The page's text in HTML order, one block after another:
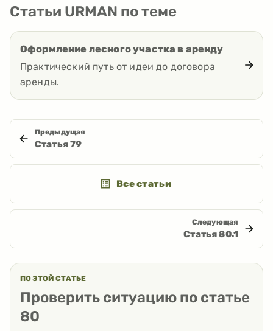
Статьи URMAN по теме
Оформление лесного участка в аренду
Практический путь от идеи до договора
аренды.
Предыдущая
Статья79
Все статьи
Следующая
Статья80.1
ПО ЭТОЙ СТАТЬЕ
Проверить ситуацию по статье
80